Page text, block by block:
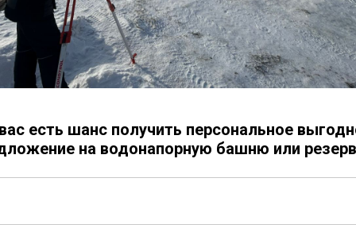
есть шанс получить персональное
на водонапорную башню или
Заказать
Электросварная труба (ЭСВ)
Диаметр трубы - 2120 мм
Длина - 1,5 м
Труба изготавливается из
Труба (обечайка) состоит из